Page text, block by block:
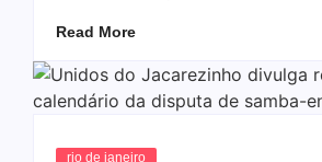
Read More
rio de janeiro